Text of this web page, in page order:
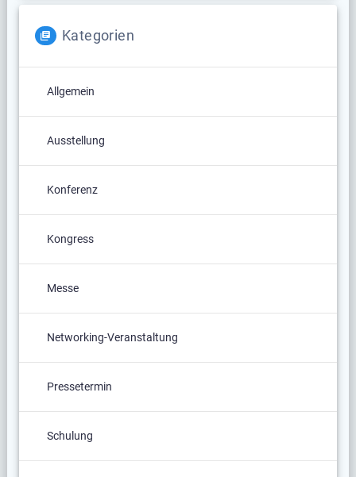
Kategorien
Allgemein
Ausstellung
Konferenz
Kongress
Messe
Networking-Veranstaltung
Pressetermin
Schulung